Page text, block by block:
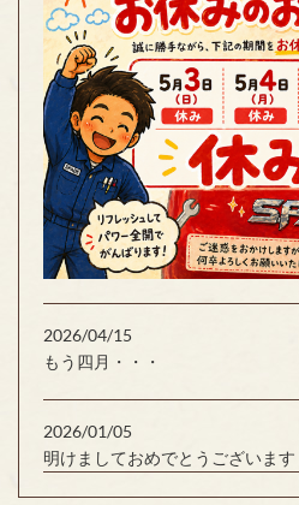
2026/04/15
もう四月・・・
2026/01/05
明けましておめでとうございます